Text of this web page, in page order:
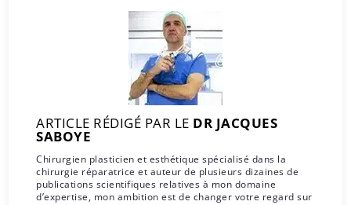
ARTICLE RÉDIGÉ PAR LE DR JACQUES
SABOYE
Chirurgien plasticien et esthétique spécialisé dans la
chirurgie réparatrice et auteur de plusieurs dizaines de
publications scientifiques relatives à mon domaine
d’expertise, mon ambition est de changer votre regard sur